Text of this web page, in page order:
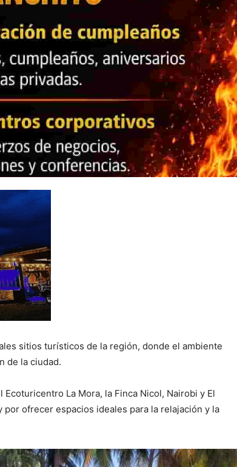
sitios turísticos de la región, donde el ambiente
de la ciudad.
La Mora, la Finca Nicol, Nairobi y El
ofrecer espacios ideales para la relajación y la